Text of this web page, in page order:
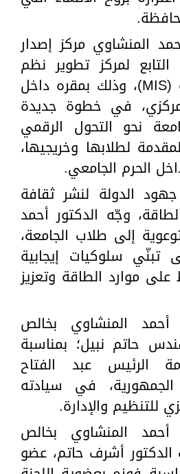
المنشاوي مركز إصدار
لمركز تطوير نظم
المعلومات الإدارية (MIS)، وذلك بمقره داخل
في خطوة جديدة
نحو التحول الرقمي
لطلابها وخريجيها،
الحرم الجامعي.
الدولة لنشر ثقافة
وجّه الدكتور أحمد
إلى طلاب الجامعة،
تبنّي سلوكيات إيجابية
موارد الطاقة وتعزيز
المنشاوي بخالص
حاتم نبيل؛ بمناسبة
الرئيس عبد الفتاح
في سيادته
للتنظيم والإدارة.
المنشاوي بخالص
الدكتور أشرف حاتم، عضو